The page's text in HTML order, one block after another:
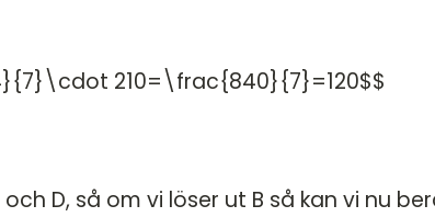
210=\frac{840}{7}=120$$
D, så om vi löser ut B så kan vi nu